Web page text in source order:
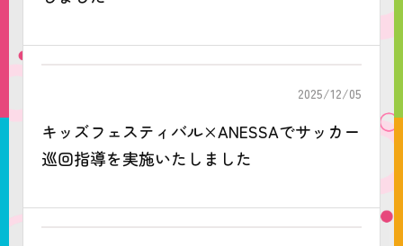
2025/12/05
キッズフェスティバル×ANESSAでサッカー
巡回指導を実施いたしました